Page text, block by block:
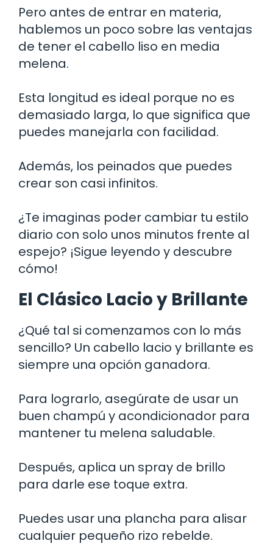
Pero antes de entrar en materia,
hablemos un poco sobre las ventajas
de tener el cabello liso en media
melena.
Esta longitud es ideal porque no es
demasiado larga, lo que significa que
puedes manejarla con facilidad.
Además, los peinados que puedes
crear son casi infinitos.
¿Te imaginas poder cambiar tu estilo
diario con solo unos minutos frente al
espejo? ¡Sigue leyendo y descubre
cómo!
El Clásico Lacio y Brillante
¿Qué tal si comenzamos con lo más
sencillo? Un cabello lacio y brillante es
siempre una opción ganadora.
Para lograrlo, asegúrate de usar un
buen champú y acondicionador para
mantener tu melena saludable.
Después, aplica un spray de brillo
para darle ese toque extra.
Puedes usar una plancha para alisar
cualquier pequeño rizo rebelde.